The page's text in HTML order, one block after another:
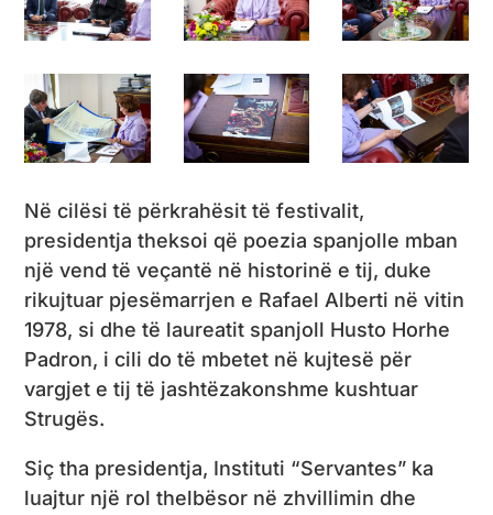
Në cilësi të përkrahësit të festivalit,
presidentja theksoi që poezia spanjolle mban
një vend të veçantë në historinë e tij, duke
rikujtuar pjesëmarrjen e Rafael Alberti në vitin
1978, si dhe të laureatit spanjoll Husto Horhe
Padron, i cili do të mbetet në kujtesë për
vargjet e tij të jashtëzakonshme kushtuar
Strugës.
Siç tha presidentja, Instituti “Servantes” ka
luajtur një rol thelbësor në zhvillimin dhe